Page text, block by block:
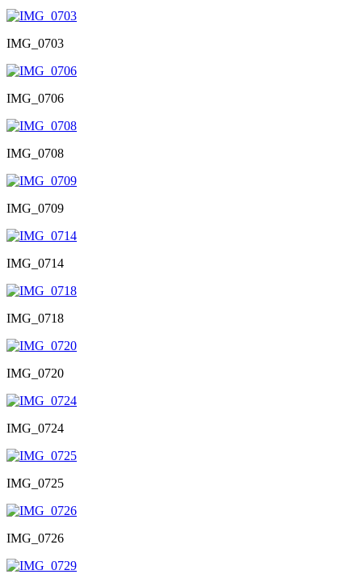
IMG_0703
IMG_0706
IMG_0708
IMG_0709
IMG_0714
IMG_0718
IMG_0720
IMG_0724
IMG_0725
IMG_0726